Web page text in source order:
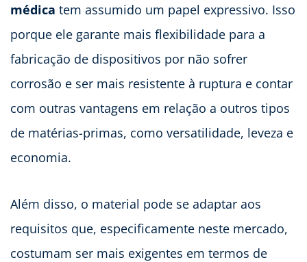
médica tem assumido um papel expressivo. Isso
porque ele garante mais flexibilidade para a
fabricação de dispositivos por não sofrer
corrosão e ser mais resistente à ruptura e contar
com outras vantagens em relação a outros tipos
de matérias-primas, como versatilidade, leveza e
economia.
Além disso, o material pode se adaptar aos
requisitos que, especificamente neste mercado,
costumam ser mais exigentes em termos de